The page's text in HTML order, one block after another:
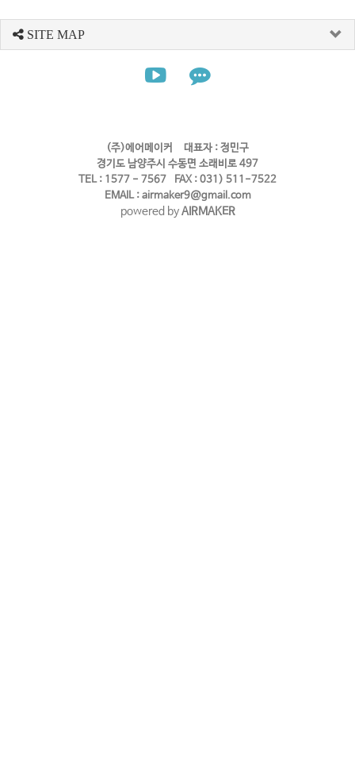
SITE MAP
(주)에어메이커 대표자 : 정민구
경기도 남양주시 수동면 소래비로 497
TEL : 1577 - 7567 FAX : 031) 511-7522
EMAIL : airmaker9@gmail.com
powered byAIRMAKER